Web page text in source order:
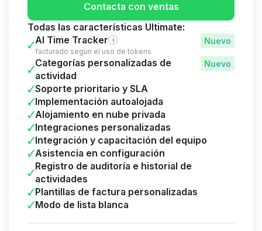
Contacta con ventas
Todas las características Ultimate:
AI Time Tracker
i
facturado según el uso de tokens
Categorías personalizadas de
actividad
Soporte prioritario y SLA
Implementación autoalojada
Alojamiento en nube privada
Integraciones personalizadas
Integración y capacitación del equipo
Asistencia en configuración
Registro de auditoría e historial de
actividades
Plantillas de factura personalizadas
Modo de lista blanca